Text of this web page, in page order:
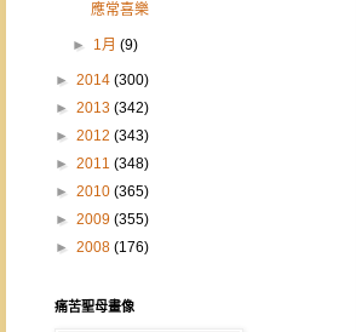
應常喜樂
► 1月(9)
► 2014 (300)
► 2013 (342)
► 2012 (343)
► 2011 (348)
► 2010 (365)
► 2009 (355)
► 2008 (176)
痛苦聖母畫像